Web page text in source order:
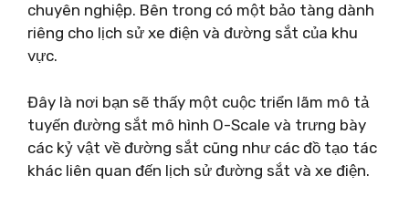
chuyên nghiệp. Bên trong có một bảo tàng dành
riêng cho lịch sử xe điện và đường sắt của khu
vực.
Đây là nơi bạn sẽ thấy một cuộc triển lãm mô tả
tuyến đường sắt mô hình O-Scale và trưng bày
các kỷ vật về đường sắt cũng như các đồ tạo tác
khác liên quan đến lịch sử đường sắt và xe điện.